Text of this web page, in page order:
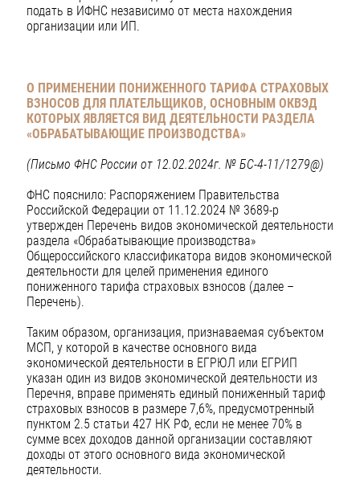
подать в ИФНС независимо от места нахождения
организации или ИП.
О ПРИМЕНЕНИИ ПОНИЖЕННОГО ТАРИФА СТРАХОВЫХ
ВЗНОСОВ ДЛЯ ПЛАТЕЛЬЩИКОВ, ОСНОВНЫМ ОКВЭД
КОТОРЫХ ЯВЛЯЕТСЯ ВИД ДЕЯТЕЛЬНОСТИ РАЗДЕЛА
«ОБРАБАТЫВАЮЩИЕ ПРОИЗВОДСТВА»
(Письмо ФНС России от 12.02.2024г. № БС-4-11/1279@)
ФНС пояснило: Распоряжением Правительства
Российской Федерации от 11.12.2024 № 3689-р
утвержден Перечень видов экономической деятельности
раздела «Обрабатывающие производства»
Общероссийского классификатора видов экономической
деятельности для целей применения единого
пониженного тарифа страховых взносов (далее –
Перечень).
Таким образом, организация, признаваемая субъектом
МСП, у которой в качестве основного вида
экономической деятельности в ЕГРЮЛ или ЕГРИП
указан один из видов экономической деятельности из
Перечня, вправе применять единый пониженный тариф
страховых взносов в размере 7,6%, предусмотренный
пунктом 2.5 статьи 427 НК РФ, если не менее 70% в
сумме всех доходов данной организации составляют
доходы от этого основного вида экономической
деятельности.